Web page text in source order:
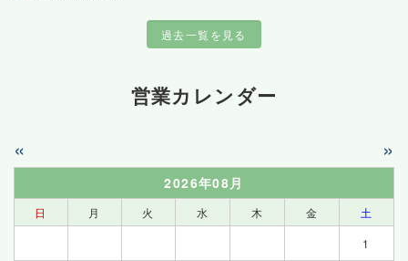
過去一覧を見る
営業カレンダー
« »
2026年08月
日 月 火 水 木 金
土
1